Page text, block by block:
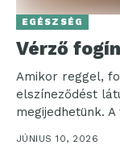
EGÉSZSÉG
Vérző
Amikor reggel,
elszíneződést
megijedhetünk.
csupán egy
JÚNIUS 10, 2026